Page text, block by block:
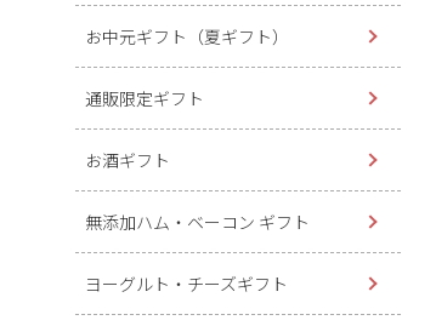
お中元ギフト（夏ギフト）
通販限定ギフト
お酒ギフト
無添加ハム・ベーコン ギフト
ヨーグルト・チーズギフト